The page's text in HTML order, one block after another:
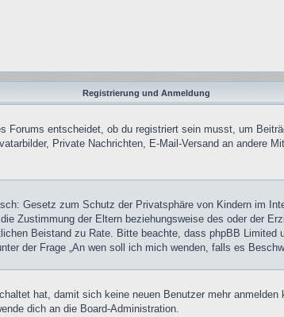
Registrierung und Anmeldung
Forums entscheidet, ob du registriert sein musst, um
Private Nachrichten, E-Mail-Versand an andere
Gesetz zum Schutz der Privatsphäre von Kindern im
Zustimmung der Eltern beziehungsweise des oder der
Beistand zu Rate. Bitte beachte, dass phpBB
der Frage „An wen soll ich mich wenden, falls es
hat, damit sich keine neuen Benutzer mehr
dich an die Board-Administration.